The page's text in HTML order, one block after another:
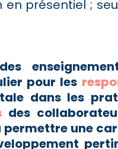
présentiel ;
pour les
dans les
des
une